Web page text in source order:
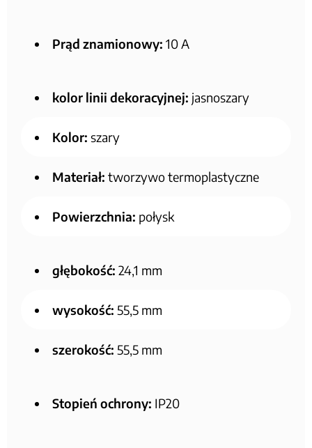
Prąd znamionowy: 10 A
kolor linii dekoracyjnej: jasnoszary
Kolor: szary
Materiał: tworzywo termoplastyczne
Powierzchnia: połysk
głębokość: 24,1 mm
wysokość: 55,5 mm
szerokość: 55,5 mm
Stopień ochrony: IP20